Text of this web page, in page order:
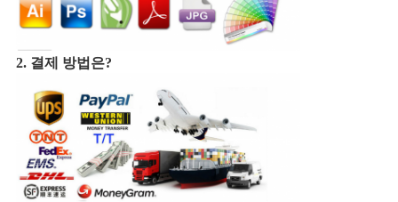
2. 결제 방법은?